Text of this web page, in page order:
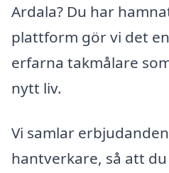
Ardala? Du har
plattform gör vi det
erfarna takmålare
nytt liv.
Vi samlar
hantverkare, så att